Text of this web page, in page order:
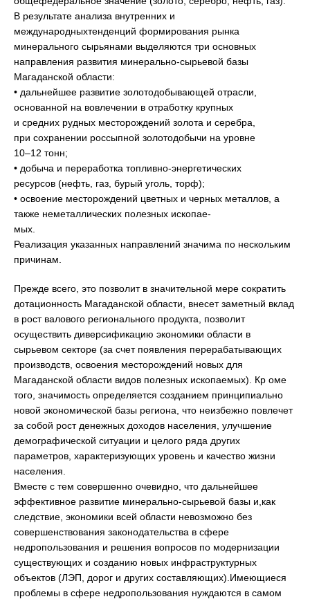
В результате анализа внутренних и
международныхтенденций формирования рынка
минерального сырьянами выделяются три основных
направления развития минерально-сырьевой базы
Магаданской области:
• дальнейшее развитие золотодобывающей отрасли,
основанной на вовлечении в отработку крупных
и средних рудных месторождений золота и серебра,
при сохранении россыпной золотодобычи на уровне
10–12 тонн;
• добыча и переработка топливно-энергетических
ресурсов (нефть, газ, бурый уголь, торф);
• освоение месторождений цветных и черных металлов, а
также неметаллических полезных ископае-
мых.
Реализация указанных направлений значима по нескольким
причинам.
Прежде всего, это позволит в значительной мере сократить
дотационность Магаданской области, внесет заметный вклад
в рост валового регионального продукта, позволит
осуществить диверсификацию экономики области в
сырьевом секторе (за счет появления перерабатывающих
производств, освоения месторождений новых для
Магаданской области видов полезных ископаемых). Кр оме
того, значимость определяется созданием принципиально
новой экономической базы региона, что неизбежно повлечет
за собой рост денежных доходов населения, улучшение
демографической ситуации и целого ряда других
параметров, характеризующих уровень и качество жизни
населения.
Вместе с тем совершенно очевидно, что дальнейшее
эффективное развитие минерально-сырьевой базы и,как
следствие, экономики всей области невозможно без
совершенствования законодательства в сфере
недропользования и решения вопросов по модернизации
существующих и созданию новых инфраструктурных
объектов (ЛЭП, дорог и других составляющих).Имеющиеся
проблемы в сфере недропользования нуждаются в самом